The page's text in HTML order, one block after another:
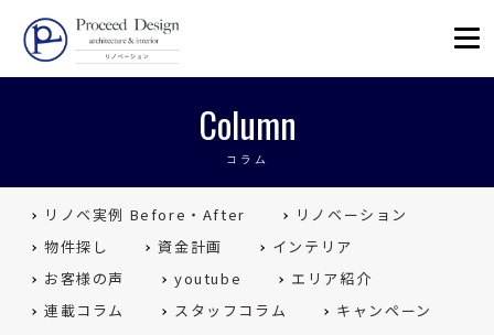
リノベーションを福岡で。
Column
コラム
リノベ実例 Before・After
リノベーション
物件探し
資金計画
インテリア
お客様の声
youtube
エリア紹介
連載コラム
スタッフコラム
キャンペーン